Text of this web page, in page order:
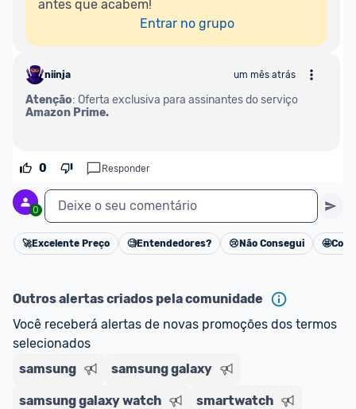
antes que acabem!
Entrar no grupo
niinja um mês atrás
Atenção
Amazon Prime.
0 Responder
0 Deixe o seu comentário
Cancelar
🚀Excelente Preço 🧐Entendedores? 😢 Não Consegui 🤩
Outros alertas criados pela comunidade
Você receberá alertas de novas promoções dos termos
selecionados
samsung
samsung galaxy
samsung galaxy watch smartwatch